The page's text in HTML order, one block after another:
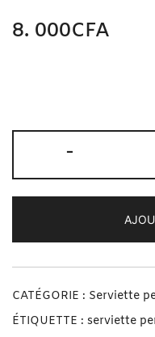
8. 000CFA
-
CATÉGORIE : Serviette
ÉTIQUETTE : serviette